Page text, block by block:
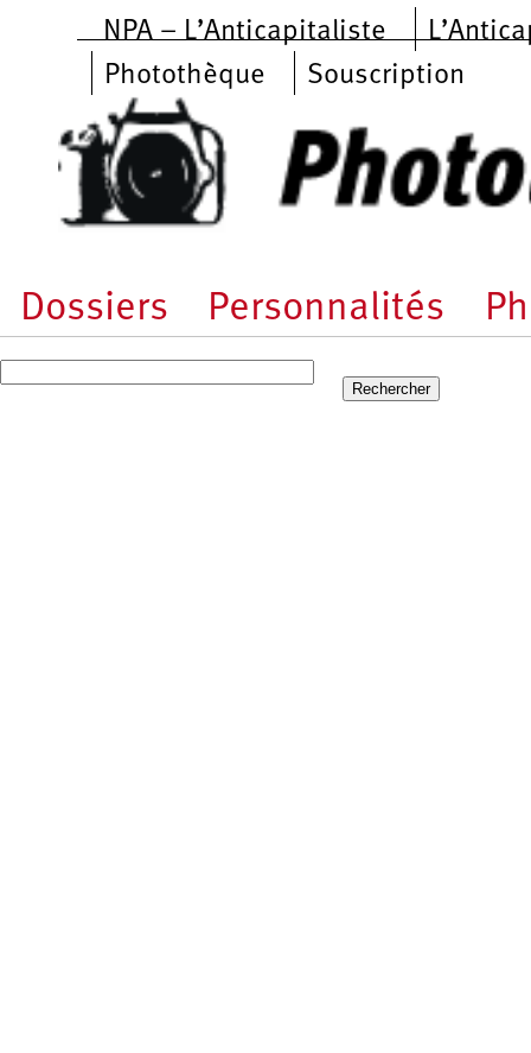
Aller au contenu principal
NPA – L’Anticapitaliste
Photothèque
Souscription
Dossiers Personnalités